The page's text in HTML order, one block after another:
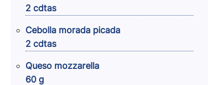
2 cdtas
Cebolla morada picada
2 cdtas
Queso mozzarella
60 g